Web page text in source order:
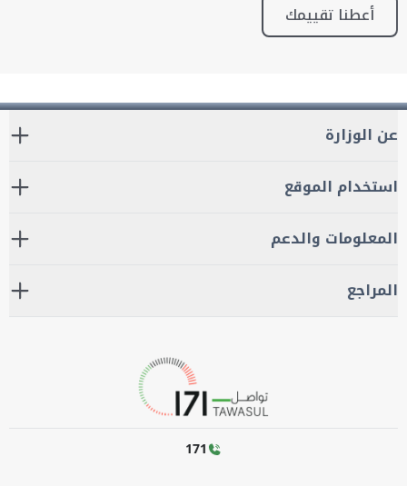
أعطنا تقييمك
عن الوزارة
استخدام الموقع
المعلومات والدعم
المراجع
171